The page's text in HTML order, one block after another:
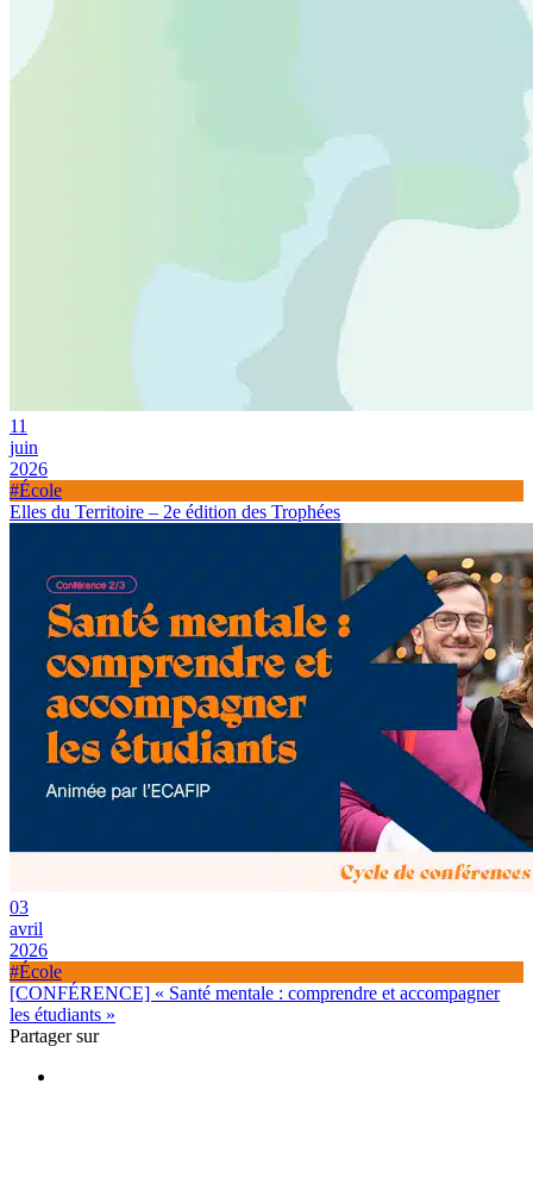
11
juin
2026
#École
Elles du Territoire – 2e édition des Trophées
03
avril
2026
#École
[CONFÉRENCE] « Santé mentale : comprendre et accompagner
les étudiants »
Partager sur